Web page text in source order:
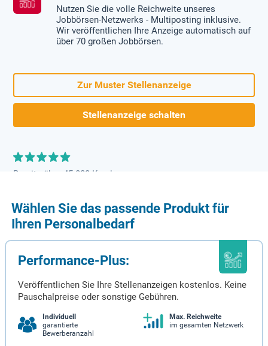
Nutzen Sie die volle Reichweite unseres
Jobbörsen-Netzwerks - Multiposting inklusive.
Wir veröffentlichen Ihre Anzeige automatisch auf
über 70 großen Jobbörsen.
Zur Muster Stellenanzeige
Stellenanzeige schalten
Bereits über 45.000 Kunden
Wählen Sie das passende Produkt für
Ihren Personalbedarf
Performance-Plus:
Veröffentlichen Sie Ihre Stellenanzeigen kostenlos. Keine
Pauschalpreise oder sonstige Gebühren.
Individuell
garantierte
Bewerberanzahl
Max. Reichweite
im gesamten Netzwerk